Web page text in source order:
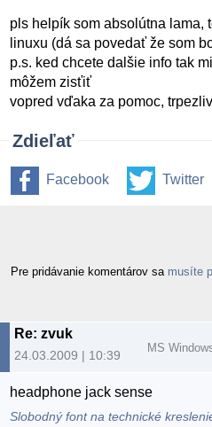
pls helpík som absolútna lama,
linuxu (dá sa povedať že som
p.s. ked chcete dalšie info tak
môžem zisťiť
vopred vďaka za pomoc,
Zdieľať
Facebook Twitter
Pre pridávanie komentárov sa musíte
Re: zvuk
24.03.2009 | 10:39
MS
headphone jack sense
Slobodný font na technické